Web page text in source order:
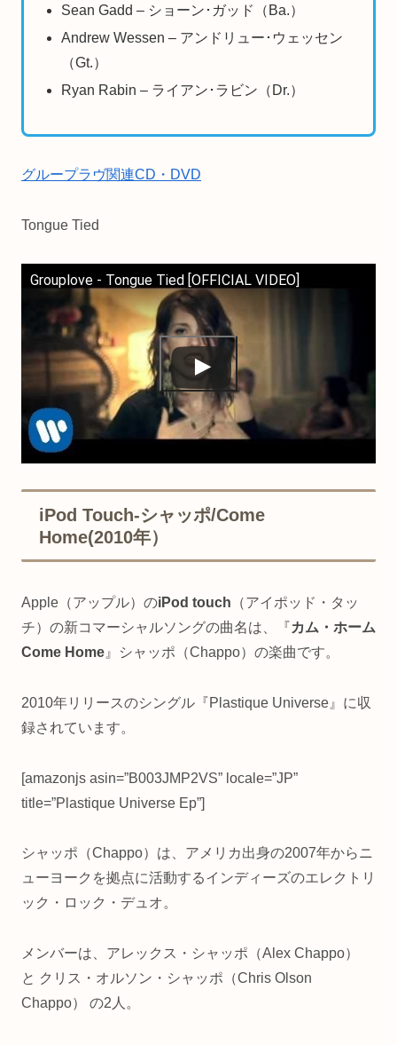
Sean Gadd – ショーン･ガッド（Ba.）
Andrew Wessen – アンドリュー･ウェッセン
（Gt.）
Ryan Rabin – ライアン･ラビン（Dr.）
グループラヴ関連CD・DVD
Tongue Tied
Grouplove - Tongue Tied [OFFICIAL VIDEO]
iPod Touch-シャッポ/Come
Home(2010年）
Apple（アップル）のiPod touch （アイポッド・タッ
チ）の新コマーシャルソングの曲名は、『カム・ホーム
Come Home 』シャッポ（Chappo）の楽曲です。
2010年リリースのシングル『Plastique Universe』に収
録されています。
[amazonjs asin=”B003JMP2VS” locale=”JP”
title=”Plastique Universe Ep”]
シャッポ（Chappo）は、アメリカ出身の2007年からニ
ューヨークを拠点に活動するインディーズのエレクトリ
ック・ロック・デュオ。
メンバーは、アレックス・シャッポ（Alex Chappo）
と クリス・オルソン・シャッポ（Chris Olson
Chappo） の2人。